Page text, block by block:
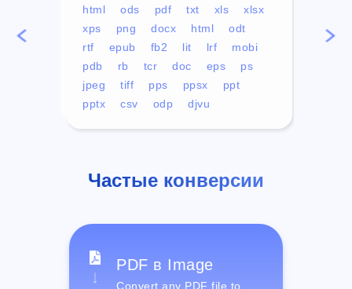
html ods pdf txt xls
xlsx
xps
png docx html
odt
rtf
epub fb2 lit lrf
mobi
pdb
rb tcr doc eps
ps
jpeg
tiff pps ppsx
ppt
pptx
csv odp djvu
mp4
Частые конверсии
PDF в Image
Convert any PDF file to